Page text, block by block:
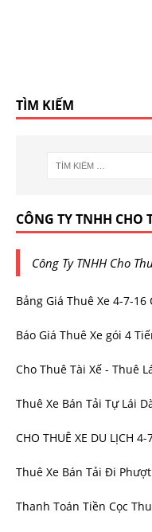
TÌM KIẾM
CÔNG TY TNHH CHO
Công Ty TNHH Cho
Bảng Giá Thuê Xe 4-7-
Báo Giá Thuê Xe gói 4
Cho Thuê Tài Xế - Thuê
Thuê Xe Bán Tải Tự Lái
CHO THUÊ XE DU LỊCH
Thuê Xe Bán Tải Đi
Thanh Toán Tiền Cọc